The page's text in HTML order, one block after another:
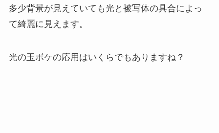
多少背景が見えていても光と被写体の具合によっ
て綺麗に見えます。
光の玉ボケの応用はいくらでもありますね？